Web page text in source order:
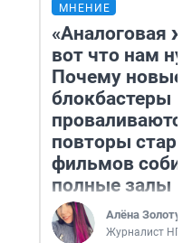
МНЕНИЕ
«Аналоговая
вот что нам
Почему новые
блокбастеры
повторы
фильмов
полные залы
Алёна
Журналист НГС